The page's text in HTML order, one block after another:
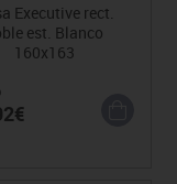
Executive rect.
est. Blanco
160x163